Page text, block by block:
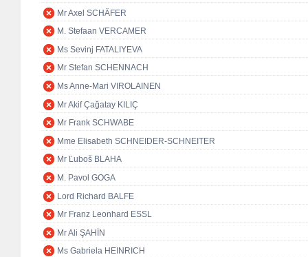
Mr Axel SCHÄFER
M. Stefaan VERCAMER
Ms Sevinj FATALIYEVA
Mr Stefan SCHENNACH
Ms Anne-Mari VIROLAINEN
Mr Akif Çağatay KILIÇ
Mr Frank SCHWABE
Mme Elisabeth SCHNEIDER-SCHNEITER
Mr Ľuboš BLAHA
M. Pavol GOGA
Lord Richard BALFE
Mr Franz Leonhard ESSL
Mr Ali ŞAHİN
Ms Gabriela HEINRICH